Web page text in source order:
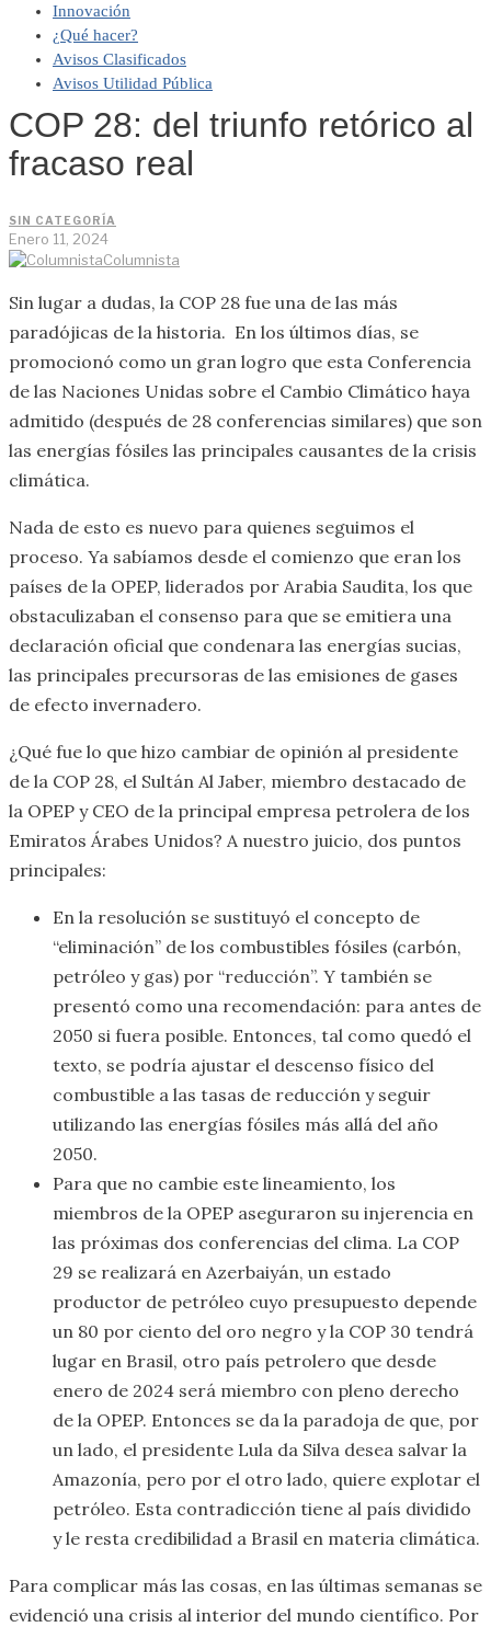
Innovación
¿Qué hacer?
Avisos Clasificados
Avisos Utilidad Pública
COP 28: del triunfo retórico al
fracaso real
SIN CATEGORÍA
Enero 11, 2024
Columnista
Sin lugar a dudas, la COP 28 fue una de las más
paradójicas de la historia. En los últimos días, se
promocionó como un gran logro que esta Conferencia
de las Naciones Unidas sobre el Cambio Climático haya
admitido (después de 28 conferencias similares) que son
las energías fósiles las principales causantes de la crisis
climática.
Nada de esto es nuevo para quienes seguimos el
proceso. Ya sabíamos desde el comienzo que eran los
países de la OPEP, liderados por Arabia Saudita, los que
obstaculizaban el consenso para que se emitiera una
declaración oficial que condenara las energías sucias,
las principales precursoras de las emisiones de gases
de efecto invernadero.
¿Qué fue lo que hizo cambiar de opinión al presidente
de la COP 28, el Sultán Al Jaber, miembro destacado de
la OPEP y CEO de la principal empresa petrolera de los
Emiratos Árabes Unidos? A nuestro juicio, dos puntos
principales:
En la resolución se sustituyó el concepto de
“eliminación” de los combustibles fósiles (carbón,
petróleo y gas) por “reducción”. Y también se
presentó como una recomendación: para antes de
2050 si fuera posible. Entonces, tal como quedó el
texto, se podría ajustar el descenso físico del
combustible a las tasas de reducción y seguir
utilizando las energías fósiles más allá del año
2050.
Para que no cambie este lineamiento, los
miembros de la OPEP aseguraron su injerencia en
las próximas dos conferencias del clima. La COP
29 se realizará en Azerbaiyán, un estado
productor de petróleo cuyo presupuesto depende
un 80 por ciento del oro negro y la COP 30 tendrá
lugar en Brasil, otro país petrolero que desde
enero de 2024 será miembro con pleno derecho
de la OPEP. Entonces se da la paradoja de que, por
un lado, el presidente Lula da Silva desea salvar la
Amazonía, pero por el otro lado, quiere explotar el
petróleo. Esta contradicción tiene al país dividido
y le resta credibilidad a Brasil en materia climática.
Para complicar más las cosas, en las últimas semanas se
evidenció una crisis al interior del mundo científico. Por